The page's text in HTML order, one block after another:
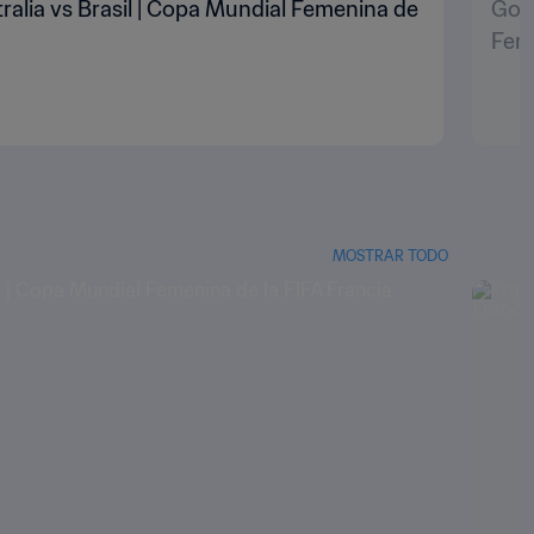
vs Brasil | Copa Mundial Femenina de
Gol
MOSTRAR TODO